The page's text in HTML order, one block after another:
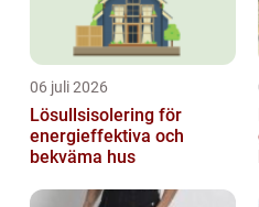
06 juli 2026
Lösullsisolering för
energieffektiva och
bekväma hus